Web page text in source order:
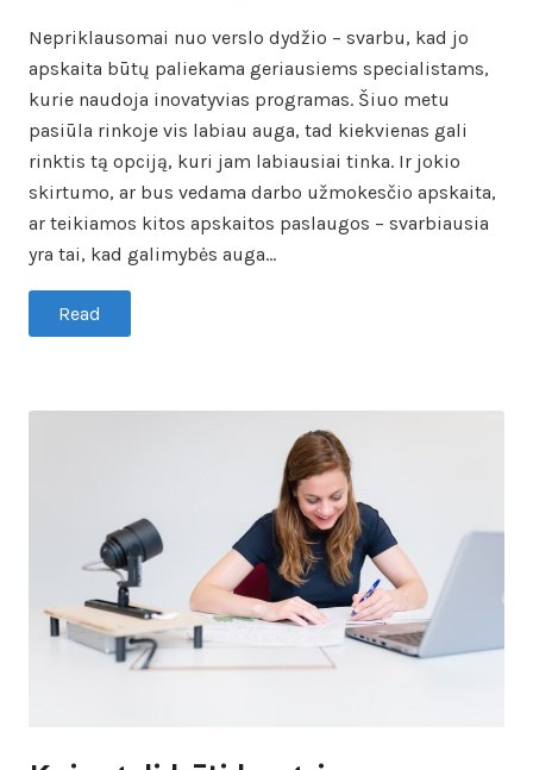
Nepriklausomai nuo verslo dydžio – svarbu, kad jo
apskaita būtų paliekama geriausiems specialistams,
kurie naudoja inovatyvias programas. Šiuo metu
pasiūla rinkoje vis labiau auga, tad kiekvienas gali
rinktis tą opciją, kuri jam labiausiai tinka. Ir jokio
skirtumo, ar bus vedama darbo užmokesčio apskaita,
ar teikiamos kitos apskaitos paslaugos – svarbiausia
yra tai, kad galimybės auga…
Read